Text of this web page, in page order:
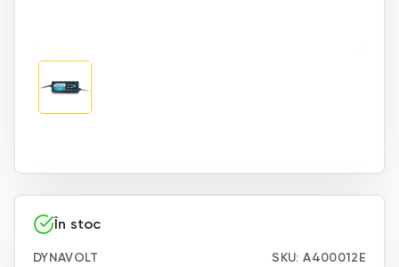
În stoc
DYNAVOLT SKU:A400012E